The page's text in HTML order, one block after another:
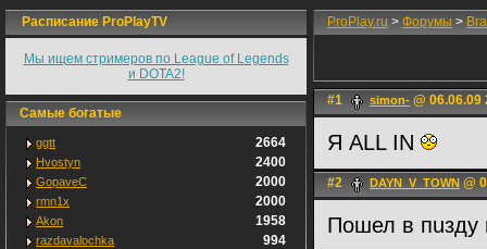
Расписание ProPlayTV
Мы ищем стримеров по League of Legends
и DOTA2!
Самые богатые
ggtt 2664
Hvostyn 2400
GopaveC 2000
rmn1x 2000
Akon 1958
razdavalochka 994
ProPlay.ru > Форумы >
#1 simon- @ 06.06.09
Я ALL IN
#2 DAYN_V_TOWN @
Пошел в пuзду